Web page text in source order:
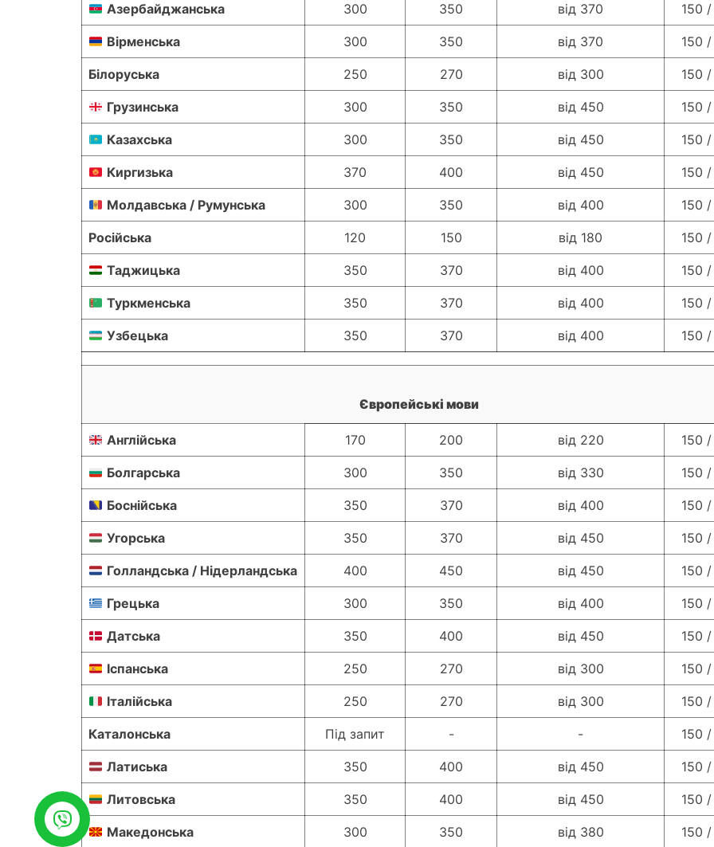
Азербайджанська 300 350 від 370 150
Вірменська 300 350 від 370 150
Білоруська 250 270 від 300 150
Грузинська 300 350 від 450 150
Казахська 300 350 від 450 150
Киргизька 370 400 від 450 150
Молдавська / Румунська 300 350 від 400 150
Російська 120 150 від 180 150
Таджицька 350 370 від 400 150
Туркменська 350 370 від 400 150
Узбецька 350 370 від 400 150
Європейські мови
Англійська 170 200 від 220 150
Болгарська 300 350 від 330 150
Боснійська 350 370 від 400 150
Угорська 350 370 від 450 150
Голландська / Нідерландська 400 450 від 450 150
Грецька 300 350 від 400 150
Датська 350 400 від 450 150
Іспанська 250 270 від 300 150
Італійська 250 270 від 300 150
Каталонська Під запит - - 150
Латиська 350 400 від 450 150
Литовська 350 400 від 450 150
Македонська 300 350 від 380 150